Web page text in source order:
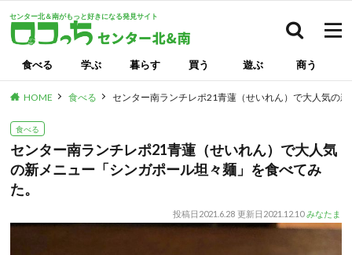
センター北＆南がもっと好きになる発見サイト
食べる 学ぶ 暮らす 買う 遊ぶ 商う
HOME 食べる センター南ランチレポ21青蓮（せいれん）で大人気の
食べる
センター南ランチレポ21青蓮（せいれん）で大人気
の新メニュー「シンガポール坦々麺」を食べてみ
た。
投稿日 2021.6.28 更新日 2021.12.10 みなたま